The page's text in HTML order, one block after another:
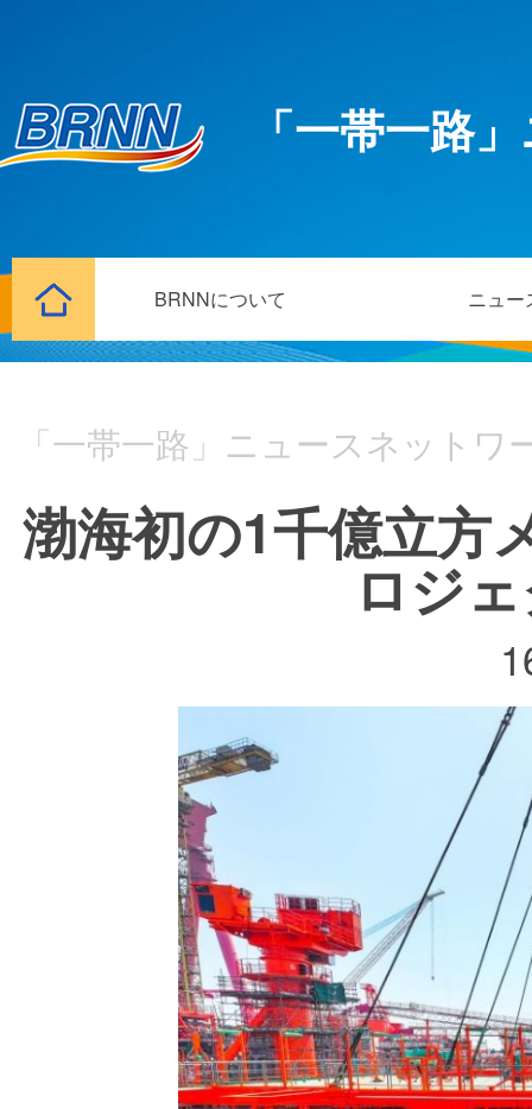
「一帯一路
BRNNについて ニュー
「一帯一路」ニュースネットワ
渤海初の1千億立方
ロジ